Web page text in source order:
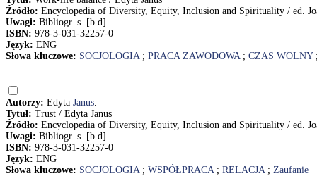
Źródło: Encyclopedia of Diversity, Equity, Inclusion and Spirituality / ed.
Uwagi: Bibliogr. s. [b.d]
ISBN: 978-3-031-32257-0
Język: ENG
Słowa kluczowe: SOCJOLOGIA; PRACA ZAWODOWA; CZAS WOLNY
Autorzy: Edyta Janus.
Tytuł: Trust / Edyta Janus
Źródło: Encyclopedia of Diversity, Equity, Inclusion and Spirituality / ed.
Uwagi: Bibliogr. s. [b.d]
ISBN: 978-3-031-32257-0
Język: ENG
Słowa kluczowe: SOCJOLOGIA; WSPÓŁPRACA; RELACJA; Zaufanie